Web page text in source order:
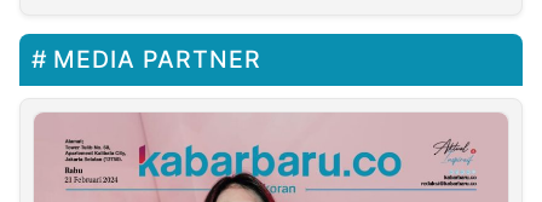
MEDIA PARTNER